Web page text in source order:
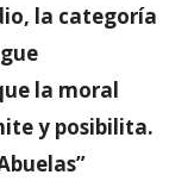
la categoría
la moral
y posibilita.